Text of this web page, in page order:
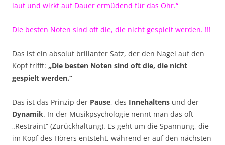
laut und wirkt auf Dauer ermüdend für das Ohr.“
Die besten Noten sind oft die, die nicht gespielt werden. !!!
Das ist ein absolut brillanter Satz, der den Nagel auf den
Kopf trifft: „Die besten Noten sind oft die, die nicht
gespielt werden.“
Das ist das Prinzip der Pause, des Innehaltens und der
Dynamik. In der Musikpsychologie nennt man das oft
„Restraint“ (Zurückhaltung). Es geht um die Spannung, die
im Kopf des Hörers entsteht, während er auf den nächsten